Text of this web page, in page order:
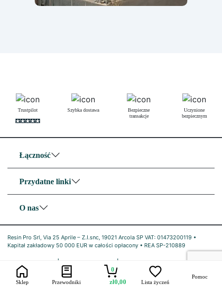
Trustpilot Szybka dostawa
Bezpieczne
transakcje
Uczynione
bezpiecznym
Łączność
Przydatne linki
O nas
Resin Pro Srl, Via 25 Aprile – Z.I.snc, 19021 Arcola SP VAT: 01473200119 •
Kapitał zakładowy 50 000 EUR w całości opłacony • REA SP-210889
Polityka prywatności | Polityka plików cookie |
Sklep Przewodniki
0
zł0,00 Lista życzeń
Pomoc